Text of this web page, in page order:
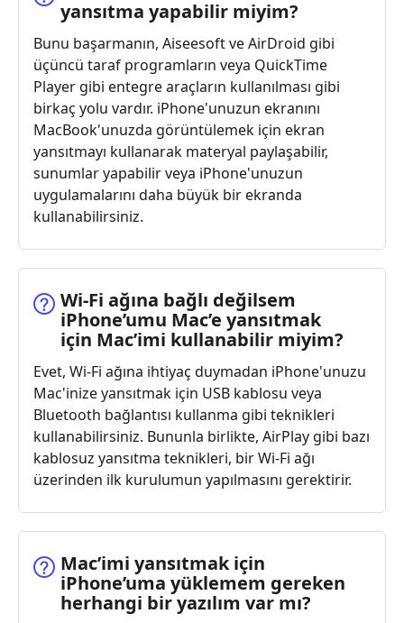
yansıtma yapabilir miyim?
Bunu başarmanın, Aiseesoft ve AirDroid gibi
üçüncü taraf programların veya QuickTime
Player gibi entegre araçların kullanılması gibi
birkaç yolu vardır. iPhone'unuzun ekranını
MacBook'unuzda görüntülemek için ekran
yansıtmayı kullanarak materyal paylaşabilir,
sunumlar yapabilir veya iPhone'unuzun
uygulamalarını daha büyük bir ekranda
kullanabilirsiniz.
Wi‑Fi ağına bağlı değilsem
iPhone’umu Mac’e yansıtmak
için Mac’imi kullanabilir miyim?
Evet, Wi-Fi ağına ihtiyaç duymadan iPhone'unuzu
Mac'inize yansıtmak için USB kablosu veya
Bluetooth bağlantısı kullanma gibi teknikleri
kullanabilirsiniz. Bununla birlikte, AirPlay gibi bazı
kablosuz yansıtma teknikleri, bir Wi-Fi ağı
üzerinden ilk kurulumun yapılmasını gerektirir.
Mac’imi yansıtmak için
iPhone’uma yüklemem gereken
herhangi bir yazılım var mı?